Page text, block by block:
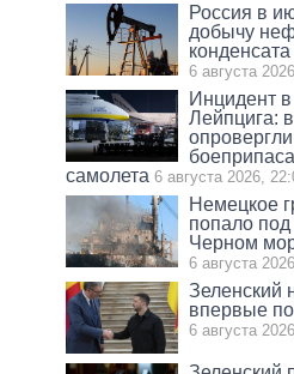
Россия в
добычу
6 августа
Инцидент
Лейпцига:
самолета 6 августа 2026,
Немецкое
попало
Черном
6 августа
Зеленский
впервые
6 августа